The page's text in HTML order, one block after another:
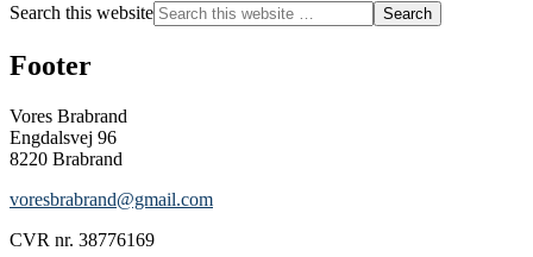
Search this website
Footer
Vores Brabrand
Engdalsvej 96
8220 Brabrand
voresbrabrand@gmail.com
CVR nr. 38776169